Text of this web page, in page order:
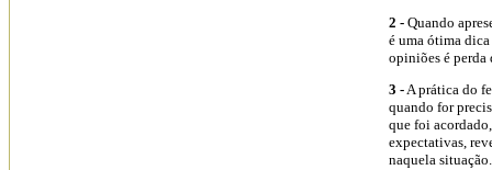
2 - Quando
é uma ótima dica
opiniões é perda
3 -A prática do
quando for
que foi
expectativas,
naquela